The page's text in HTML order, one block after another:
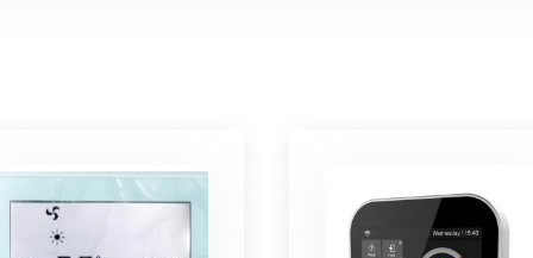
покрытием чёрного цвета.